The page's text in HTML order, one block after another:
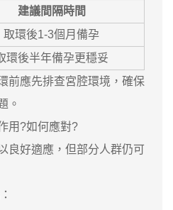
建議間隔時間
取環後1-3個月備孕
環後半年備孕更穩妥
應先排查宮腔環境，確保
。
?如何應對?
好適應，但部分人群仍可